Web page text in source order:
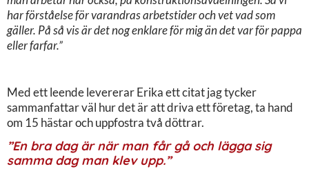
har förståelse för varandras arbetstider och vet vad som
gäller. På så vis är det nog enklare för mig än det var för pappa
eller farfar.”
Med ett leende levererar Erika ett citat jag tycker
sammanfattar väl hur det är att driva ett företag, ta hand
om 15 hästar och uppfostra två döttrar.
”En bra dag är när man får gå och lägga sig
samma dag man klev upp.”